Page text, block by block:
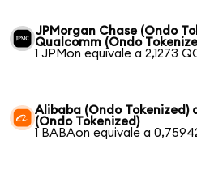
JPMorgan Chase (Ondo
Qualcomm (Ondo
1 JPMon equivale a 2,1273
Alibaba (Ondo Tokenized)
(Ondo Tokenized)
1 BABAon equivale a